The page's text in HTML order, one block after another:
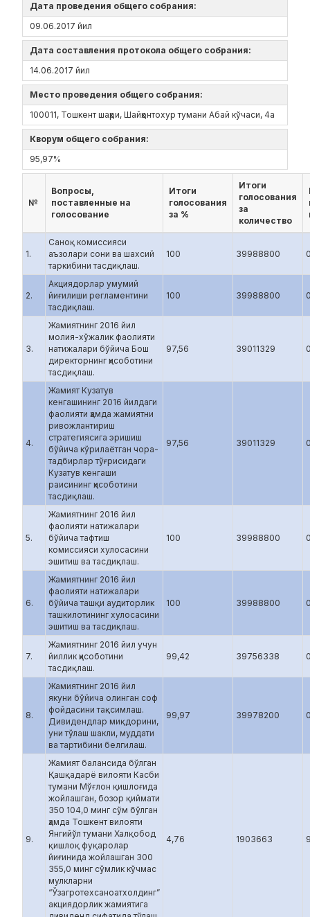
Дата проведения общего собрания:
09.06.2017 йил
Дата составления протокола общего собрания:
14.06.2017 йил
Место проведения общего собрания:
100011, Тошкент шаҳри, Шайҳонтохур тумани Абай кўчаси, 4а
Кворум общего собрания:
95,97%
№
Вопросы,
поставленные на
голосование
Итоги
голосования
за %
Итоги
голосования
за
количество
1.
Саноқ комиссияси
аъзолари сони ва шахсий
таркибини тасдиқлаш.
100 39988800
2.
Акциядорлар умумий
йиғилиши регламентини
тасдиқлаш.
100 39988800
3.
Жамиятнинг 2016 йил
молия-хўжалик фаолияти
натижалари бўйича Бош
директорнинг ҳисоботини
тасдиқлаш.
97,56 39011329
4.
Жамият Кузатув
кенгашининг 2016 йилдаги
фаолияти ҳамда жамиятни
ривожлантириш
стратегиясига эришиш
бўйича кўрилаётган чора-
тадбирлар тўғрисидаги
Кузатув кенгаши
раисининг ҳисоботини
тасдиқлаш.
97,56 39011329
5.
Жамиятнинг 2016 йил
фаолияти натижалари
бўйича тафтиш
комиссияси хулосасини
эшитиш ва тасдиқлаш.
100 39988800
6.
Жамиятнинг 2016 йил
фаолияти натижалари
бўйича ташқи аудиторлик
ташкилотининг хулосасини
эшитиш ва тасдиқлаш.
100 39988800
7.
Жамиятнинг 2016 йил учун
йиллик ҳисоботини
тасдиқлаш.
99,42 39756338
8.
Жамиятнинг 2016 йил
якуни бўйича олинган соф
фойдасини тақсимлаш.
Дивидендлар миқдорини,
уни тўлаш шакли, муддати
ва тартибини белгилаш.
99,97 39978200
9.
Жамият балансида бўлган
Қашқадарё вилояти Касби
тумани Мўғлон қишлоғида
жойлашган, бозор қиймати
350 104,0 минг сўм бўлган
ҳамда Тошкент вилояти
Янгийўл тумани Халқобод
қишлоқ фуқаролар
йиғинида жойлашган 300
355,0 минг сўмлик кўчмас
мулкларни
“Ўзагротехсаноатхолдинг”
акциядорлик жамиятига
4,76 1903663